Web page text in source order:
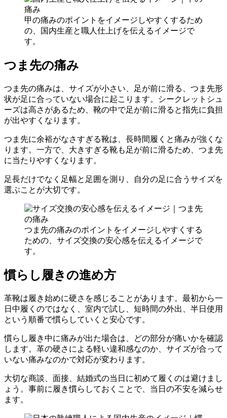
甲の痛みのポイントをイメージしやすくするため
の、国内生産と職人仕上げを伝えるイメージで
す。
つま先の痛み
つま先の痛みは、サイズが小さい、足が前に滑る、つま先形
状が足に合っていない場合に起こります。シークレットシュ
ーズは高さがあるため、靴の中で足が前に滑ると指先に負担
が出やすくなります。
つま先に余裕がなさすぎる靴は、長時間履くと痛みが強くな
ります。一方で、大きすぎる靴も足が前に滑るため、つま先
に当たりやすくなります。
足長だけでなく足幅と足囲を測り、自分の足に合うサイズを
選ぶことが大切です。
つま先の痛みのポイントをイメージしやすくする
ための、サイズ交換の安心感を伝えるイメージで
す。
慣らし履きの進め方
革靴は履き始めに硬さを感じることがあります。最初から一
日中履くのではなく、室内で試し、短時間の外出、半日使用
という順番で慣らしていくと安心です。
慣らし履き中に痛みが出た場合は、どの部分が痛いかを確認
します。革の硬さによる軽い違和感なのか、サイズが合って
いない痛みなのかで対応が変わります。
大切な商談、面接、結婚式の当日に初めて履くのは避けまし
ょう。事前に履き慣らしておくことで、当日の不安を減らせ
ます。